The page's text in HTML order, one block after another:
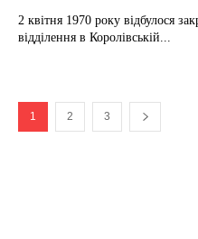
2 квітня 1970 року відбулося
відділення в Королівській...
1 2 3